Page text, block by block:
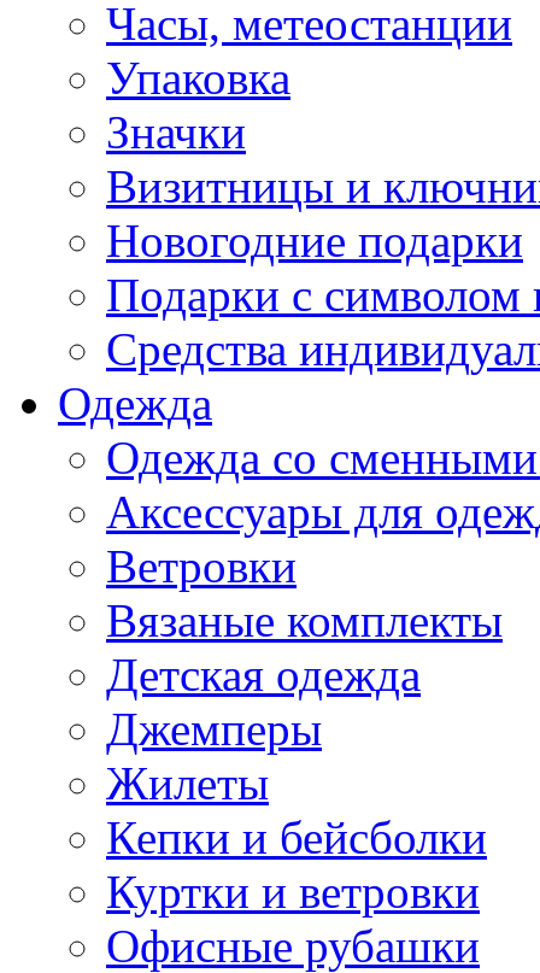
Часы, метеостанции
Упаковка
Значки
Визитницы и
Новогодние подарки
Подарки с символом
Средства
Одежда
Одежда со сменными
Аксессуары для
Ветровки
Вязаные комплекты
Детская одежда
Джемперы
Жилеты
Кепки и бейсболки
Куртки и ветровки
Офисные рубашки